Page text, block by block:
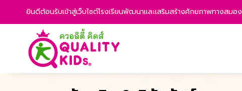
ยินดีต้อนรับเข้าสู่เว็บไซต์โรงเรียนพัฒนาและเสริมสร้างศักยภาพทางสมอง